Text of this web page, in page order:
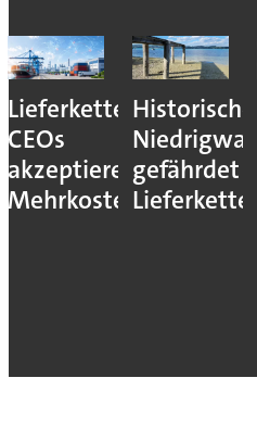
Lieferkettenresilienz:
CEOs
akzeptieren
Mehrkosten
gefährdet